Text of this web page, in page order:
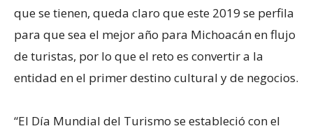
que se tienen, queda claro que este 2019 se perfila
para que sea el mejor año para Michoacán en flujo
de turistas, por lo que el reto es convertir a la
entidad en el primer destino cultural y de negocios.
“El Día Mundial del Turismo se estableció con el